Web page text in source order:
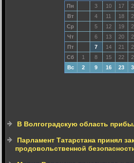
Пн 3 10 17
Вт
4 11 18
Ср
5 12 19
Чт
6 13 20
Пт
7 14 21
Сб
1 8 15 22
Вс
2 9 16 23
В Волгоградскую область
Парламент Татарстана принял
продовольственной